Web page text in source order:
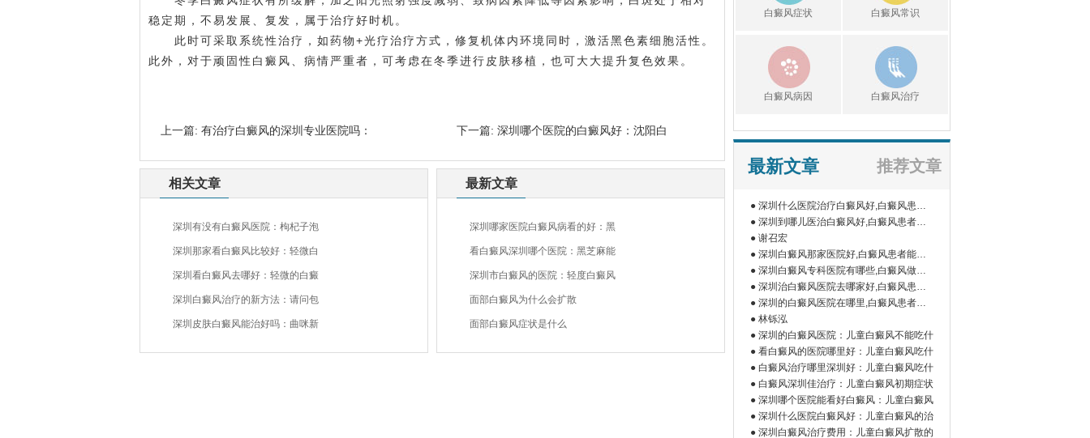
稳定期，不易发展、复发，属于治疗好时机。
此时可采取系统性治疗，如药物+光疗治疗方式，修复机体内环境同时，激活黑色素细胞活性。
此外，对于顽固性白癜风、病情严重者，可考虑在冬季进行皮肤移植，也可大大提升复色效果。
上一篇: 有治疗白癜风的深圳专业医院吗： 下一篇: 深圳哪个医院的白癜风好：沈阳白
相关文章
深圳有没有白癜风医院：枸杞子泡
深圳那家看白癜风比较好：轻微白
深圳看白癜风去哪好：轻微的白癜
深圳白癜风治疗的新方法：请问包
深圳皮肤白癜风能治好吗：曲咪新
最新文章
深圳哪家医院白癜风病看的好：黑
看白癜风深圳哪个医院：黑芝麻能
深圳市白癜风的医院：轻度白癜风
面部白癜风为什么会扩散
面部白癜风症状是什么
白癜风症状 白癜风常识
白癜风病因 白癜风治疗
最新文章 推荐文章
● 深圳什么医院治疗白癜风好,白癜风患者
如
● 深圳到哪儿医治白癜风好,白癜风患者为
什● 谢召宏
● 深圳白癜风那家医院好,白癜风患者能吃
橘
● 深圳白癜风专科医院有哪些,白癜风做伍
德
● 深圳治白癜风医院去哪家好,白癜风患者
为
● 深圳的白癜风医院在哪里,白癜风患者做
微● 林铄泓
● 深圳的白癜风医院：儿童白癜风不能吃什
● 看白癜风的医院哪里好：儿童白癜风吃什
● 白癜风治疗哪里深圳好：儿童白癜风吃什
● 白癜风深圳佳治疗：儿童白癜风初期症状
● 深圳哪个医院能看好白癜风：儿童白癜风
● 深圳什么医院白癜风好：儿童白癜风的治
● 深圳白癜风治疗费用：儿童白癜风扩散的